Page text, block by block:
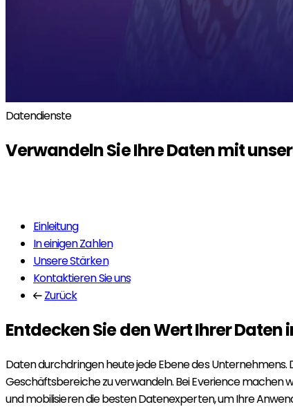
Datendienste
Verwandeln Sie Ihre Daten mit
Einleitung
In einigen Zahlen
Unsere Stärken
Kontaktieren Sie uns
Zurück
Entdecken Sie den Wert Ihrer Daten
Daten durchdringen heute jede Ebene des
Geschäftsbereiche zu verwandeln. Bei Everience machen
und mobilisieren die besten Datenexperten, um Ihre